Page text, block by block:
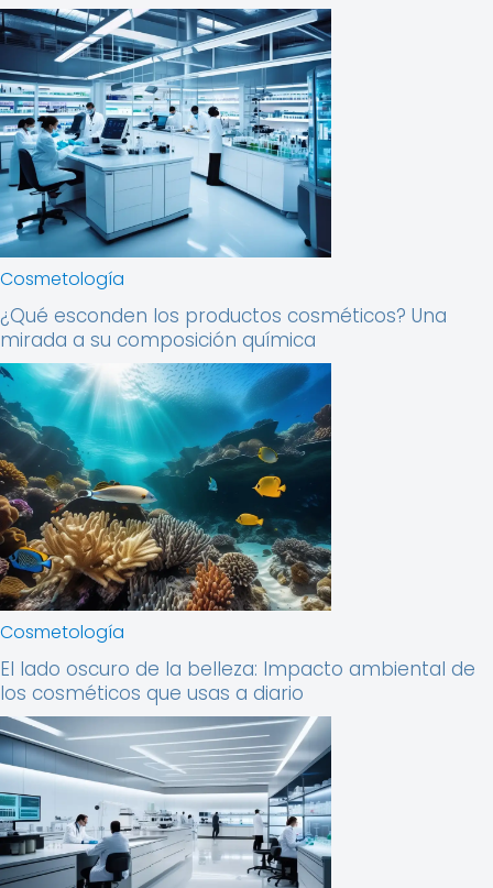
Cosmetología
¿Qué esconden los productos cosméticos? Una
mirada a su composición química
Cosmetología
El lado oscuro de la belleza: Impacto ambiental de
los cosméticos que usas a diario